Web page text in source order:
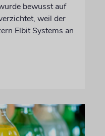
bewusst auf
weil der
Elbit Systems an